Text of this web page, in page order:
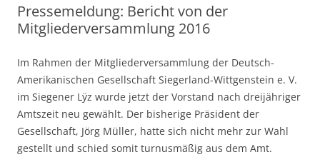
Pressemeldung: Bericht von der
Mitgliederversammlung 2016
Im Rahmen der Mitgliederversammlung der Deutsch-
Amerikanischen Gesellschaft Siegerland-Wittgenstein e. V.
im Siegener Lÿz wurde jetzt der Vorstand nach dreijähriger
Amtszeit neu gewählt. Der bisherige Präsident der
Gesellschaft, Jörg Müller, hatte sich nicht mehr zur Wahl
gestellt und schied somit turnusmäßig aus dem Amt.